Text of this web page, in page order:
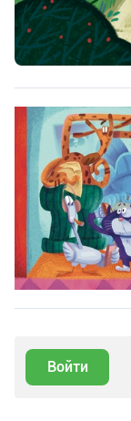
Войти